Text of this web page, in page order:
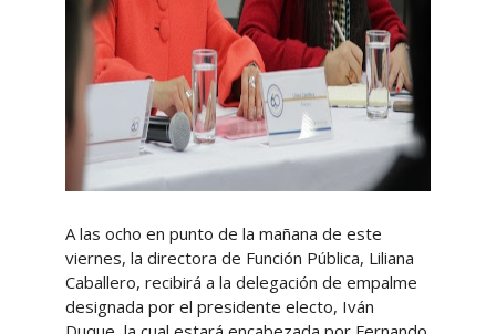
A las ocho en punto de la mañana de este
viernes, la directora de Función Pública, Liliana
Caballero, recibirá a la delegación de empalme
designada por el presidente electo, Iván